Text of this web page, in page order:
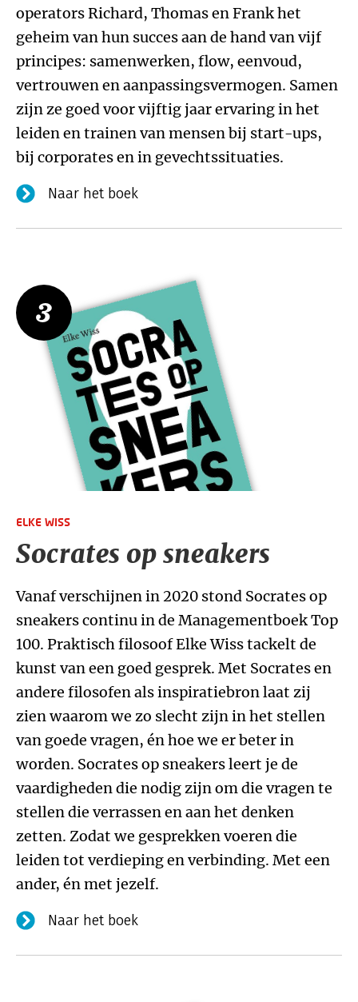
operators Richard, Thomas en Frank het
geheim van hun succes aan de hand van vijf
principes: samenwerken, flow, eenvoud,
vertrouwen en aanpassingsvermogen. Samen
zijn ze goed voor vijftig jaar ervaring in het
leiden en trainen van mensen bij start-ups,
bij corporates en in gevechtssituaties.
Naar het boek
3
ELKE WISS
Socrates op sneakers
Vanaf verschijnen in 2020 stond Socrates op
sneakers continu in de Managementboek Top
100. Praktisch filosoof Elke Wiss tackelt de
kunst van een goed gesprek. Met Socrates en
andere filosofen als inspiratiebron laat zij
zien waarom we zo slecht zijn in het stellen
van goede vragen, én hoe we er beter in
worden. Socrates op sneakers leert je de
vaardigheden die nodig zijn om die vragen te
stellen die verrassen en aan het denken
zetten. Zodat we gesprekken voeren die
leiden tot verdieping en verbinding. Met een
ander, én met jezelf.
Naar het boek